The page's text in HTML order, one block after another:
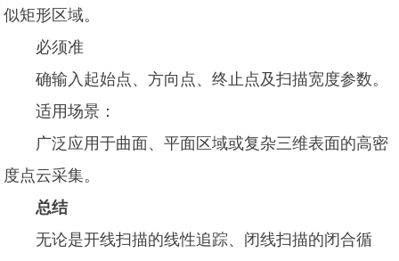
似矩形区域。
必须准
确输入起始点、方向点、终止点及扫描宽度参数。
适用场景：
广泛应用于曲面、平面区域或复杂三维表面的高密
度点云采集。
总结
无论是开线扫描的线性追踪、闭线扫描的闭合循